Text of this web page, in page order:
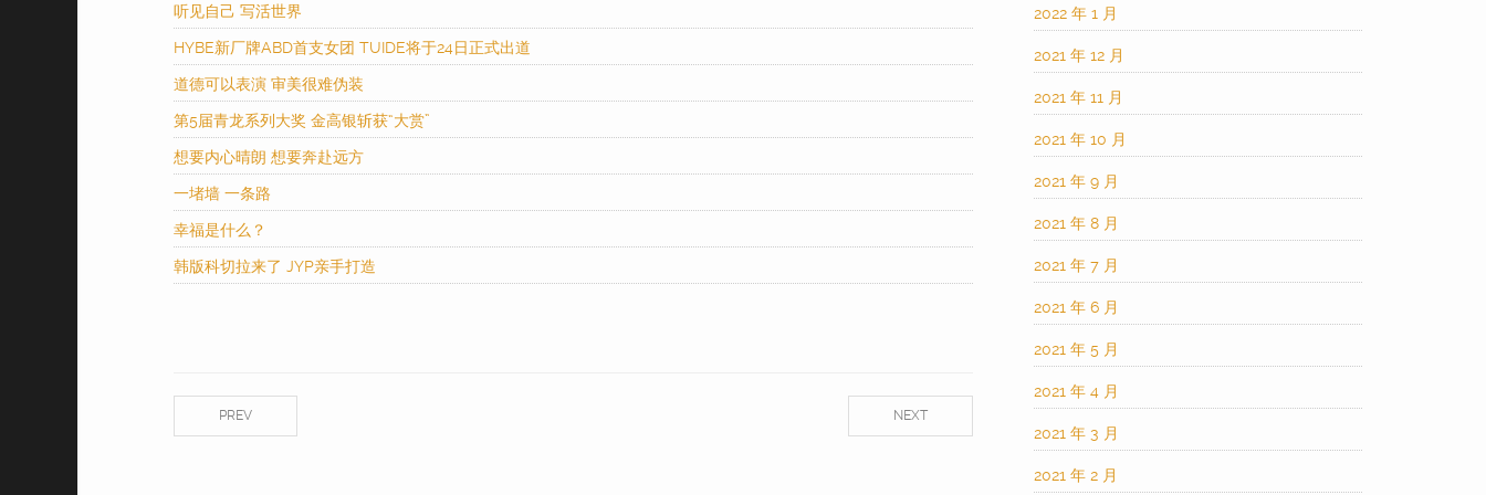
听见自己 写活世界
HYBE新厂牌ABD首支女团 TUIDE将于24日正式出道
道德可以表演 审美很难伪装
第5届青龙系列大奖 金高银斩获“大赏”
想要内心晴朗 想要奔赴远方
一堵墙 一条路
幸福是什么？
韩版科切拉来了 JYP亲手打造
NEXT
PREV
2022 年 1 月
2021 年 12 月
2021 年 11 月
2021 年 10 月
2021 年 9 月
2021 年 8 月
2021 年 7 月
2021 年 6 月
2021 年 5 月
2021 年 4 月
2021 年 3 月
2021 年 2 月